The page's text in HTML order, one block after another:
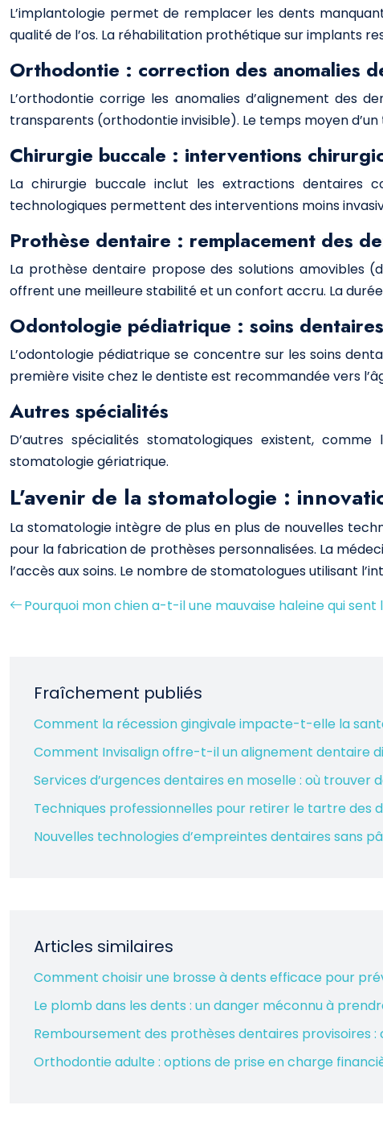
L’implantologie permet de remplacer les dents
qualité de l’os. La réhabilitation prothétique sur implants
Orthodontie : correction des anomalies
L’orthodontie corrige les anomalies d’alignement des
transparents (orthodontie invisible). Le temps moyen
Chirurgie buccale : interventions
La chirurgie buccale inclut les extractions dentaires
technologiques permettent des interventions moins
Prothèse dentaire : remplacement des
La prothèse dentaire propose des solutions amovibles
offrent une meilleure stabilité et un confort accru. La
Odontologie pédiatrique : soins
L’odontologie pédiatrique se concentre sur les soins
première visite chez le dentiste est recommandée vers
Autres spécialités
D’autres spécialités stomatologiques existent,
stomatologie gériatrique.
L’avenir de la stomatologie :
La stomatologie intègre de plus en plus de nouvelles
pour la fabrication de prothèses personnalisées. La
l’accès aux soins. Le nombre de stomatologues utilisant
Pourquoi mon chien a-t-il une mauvaise haleine qui sent
Fraîchement publiés
Comment la récession gingivale impacte-t-elle la
Comment Invisalign offre-t-il un alignement dentaire
Services d’urgences dentaires en moselle : où trouver
Techniques professionnelles pour retirer le tartre des
Nouvelles technologies d’empreintes dentaires sans
Articles similaires
Comment choisir une brosse à dents efficace pour
Le plomb dans les dents : un danger méconnu à
Remboursement des prothèses dentaires provisoires :
Orthodontie adulte : options de prise en charge